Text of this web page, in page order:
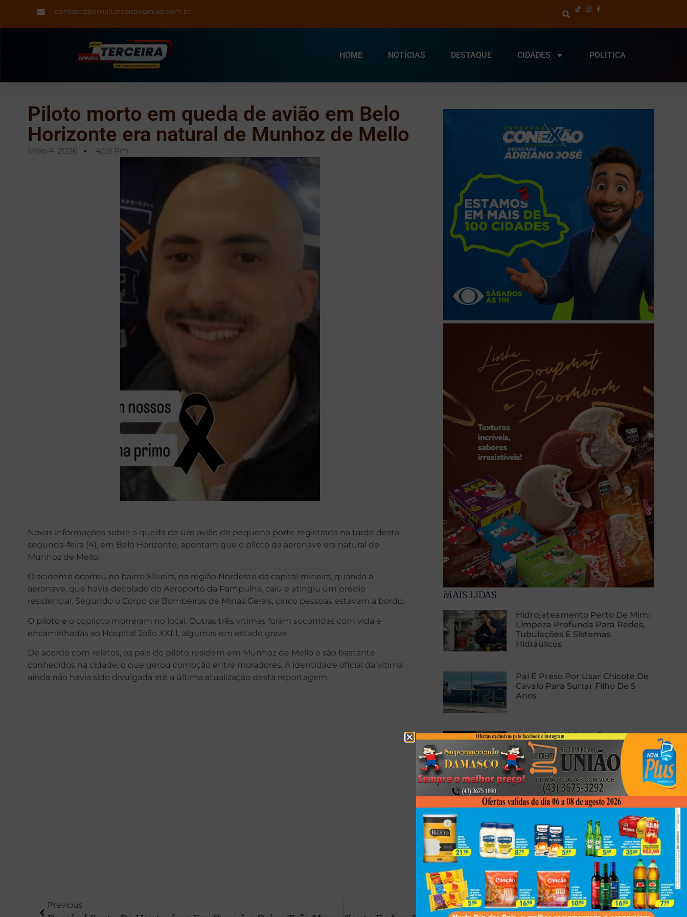
contato@jornalterceiraopiniao.com.br
HOME NOTÍCIAS DESTAQUE CIDADES POLITICA
Piloto morto em queda de avião em Belo
Horizonte era natural de Munhoz de Mello
Maio 4, 2026 4:59 Pm
Novas informações sobre a queda de um avião de pequeno porte registrada na tarde desta
segunda-feira (4), em Belo Horizonte, apontam que o piloto da aeronave era natural de
Munhoz de Mello.
O acidente ocorreu no bairro Silveira, na região Nordeste da capital mineira, quando a
aeronave, que havia decolado do Aeroporto da Pampulha, caiu e atingiu um prédio
residencial. Segundo o Corpo de Bombeiros de Minas Gerais, cinco pessoas estavam a bordo.
O piloto e o copiloto morreram no local. Outras três vítimas foram socorridas com vida e
encaminhadas ao Hospital João XXIII, algumas em estado grave.
De acordo com relatos, os pais do piloto residem em Munhoz de Mello e são bastante
conhecidos na cidade, o que gerou comoção entre moradores. A identidade oficial da vítima
ainda não havia sido divulgada até a última atualização desta reportagem.
MAIS LIDAS
Hidrojateamento Perto De Mim:
Limpeza Profunda Para Redes,
Tubulações E Sistemas
Hidráulicos
Pai É Preso Por Usar Chicote De
Cavalo Para Surrar Filho De 5
Anos
RS: Defesa Civil Confirma Morte
E Cinco Feridos Após Ciclone
PRF Apreende 138 Kg De Pasta
Base De Cocaína Em Cambé
Previous Next